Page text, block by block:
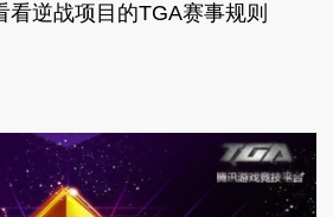
看逆战项目的TGA赛事规则